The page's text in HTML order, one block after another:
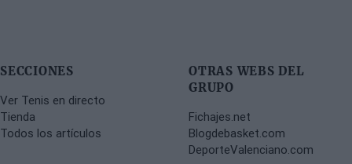
SECCIONES
Ver Tenis en directo
Tienda
Todos los artículos
OTRAS WEBS DEL
GRUPO
Fichajes.net
Blogdebasket.com
DeporteValenciano.com